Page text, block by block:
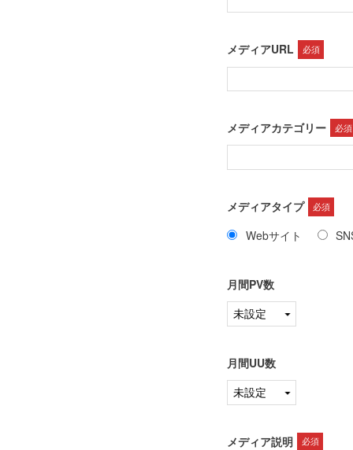
メディアURL 必須
メディアカテゴリー 必須
メディアタイプ 必須
Webサイト
月間PV数
月間UU数
メディア説明 必須